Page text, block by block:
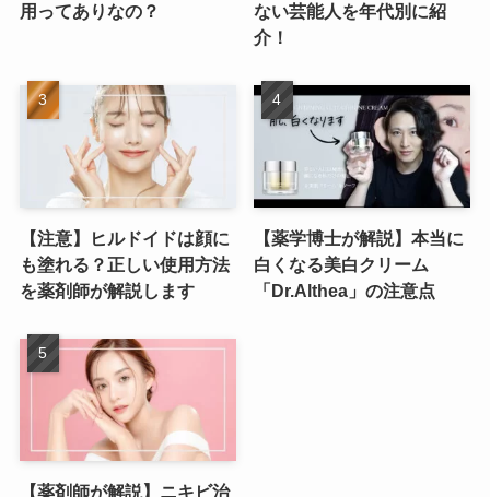
用ってありなの？
ない芸能人を年代別に紹
介！
【注意】ヒルドイドは顔に
も塗れる？正しい使用方法
を薬剤師が解説します
【薬学博士が解説】本当に
白くなる美白クリーム
「Dr.Althea」の注意点
【薬剤師が解説】ニキビ治